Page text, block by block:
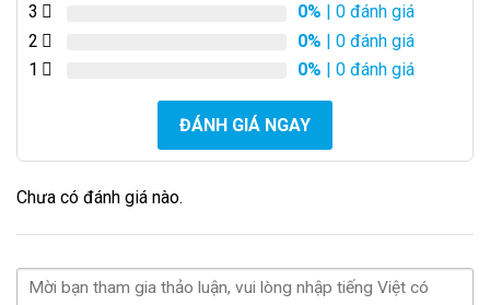
3
0% | 0 đánh giá
2
0% | 0 đánh giá
1
0% | 0 đánh giá
ĐÁNH GIÁ NGAY
Chưa có đánh giá nào.